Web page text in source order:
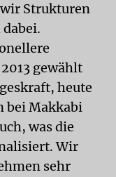
Strukturen
gewählt
heute
bei Makkabi
was die
Wir
sehr